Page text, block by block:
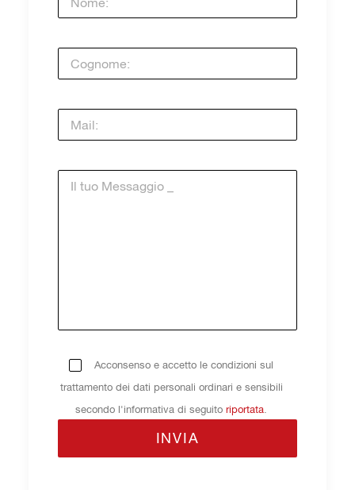
Acconsenso e accetto le condizioni sul
trattamento dei dati personali ordinari e sensibili
secondo l'informativa di seguito riportata.